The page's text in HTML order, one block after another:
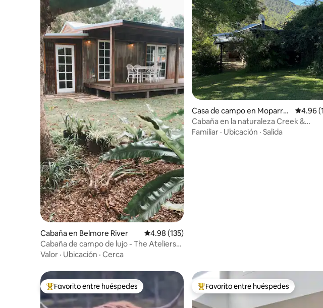
Cabaña en Belmore River Calificación promedio: 4.98 de 5; 135 evaluaciones
4.98 (135)
Cabaña de campo de lujo - The Ateliers
Cottage
Valor · Ubicación · Cerca
Casa de campo en Moparra
bah
4.96
Cabaña en la naturaleza Creek &
Mountains - Se aceptan perros
Familiar · Ubicación · Salida
De los mejores en Favorito entre huéspedes
Favorito entre huéspedes De los mejores en Favorito entre
Favorito entre huéspedes